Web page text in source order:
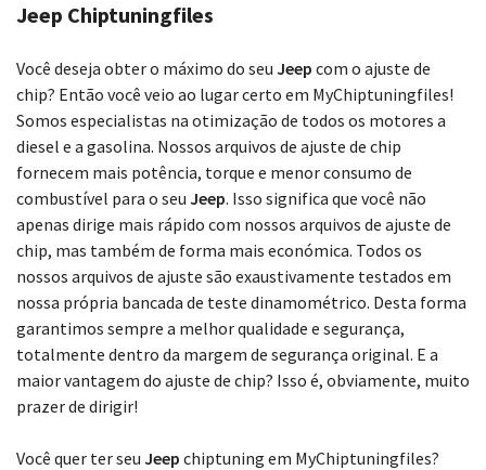
Escolha o seu modelo
Jeep Chiptuningfiles
Você deseja obter o máximo do seu Jeep com o ajuste de
chip? Então você veio ao lugar certo em MyChiptuningfiles!
Somos especialistas na otimização de todos os motores a
diesel e a gasolina. Nossos arquivos de ajuste de chip
fornecem mais potência, torque e menor consumo de
combustível para o seu Jeep. Isso significa que você não
apenas dirige mais rápido com nossos arquivos de ajuste de
chip, mas também de forma mais económica. Todos os
nossos arquivos de ajuste são exaustivamente testados em
nossa própria bancada de teste dinamométrico. Desta forma
garantimos sempre a melhor qualidade e segurança,
totalmente dentro da margem de segurança original. E a
maior vantagem do ajuste de chip? Isso é, obviamente, muito
prazer de dirigir!
Você quer ter seu Jeep chiptuning em MyChiptuningfiles?